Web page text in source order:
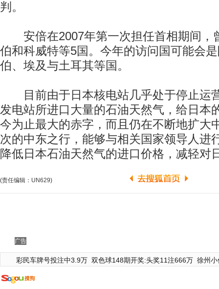
判。
安倍在2007年第一次担任首相期间，
伯和科威特等5国。今年的访问国可能会
伯、埃及与土耳其等国。
目前由于日本核电站几乎处于停止运
发电站所进口大量的石油天然气，给日本
今为止最大的赤字，而且仍在不断地扩大
次的中东之行，能够与相关国家领导人进
降低日本石油天然气的进口价格，减轻对
(责任编辑：UN629)
广告
彩民车牌号投注中3.9万 双色球148期开奖:头奖11注666万 徐州